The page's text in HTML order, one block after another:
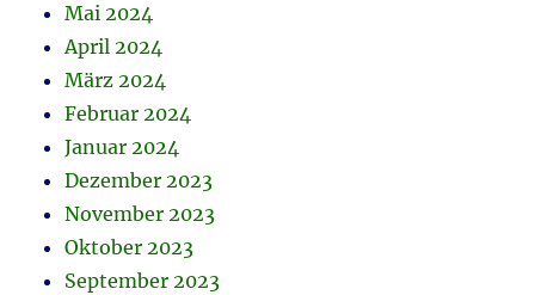
Mai 2024
April 2024
März 2024
Februar 2024
Januar 2024
Dezember 2023
November 2023
Oktober 2023
September 2023